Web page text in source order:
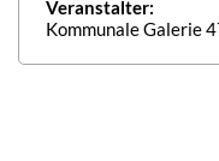
Veranstalter:
Kommunale Galerie